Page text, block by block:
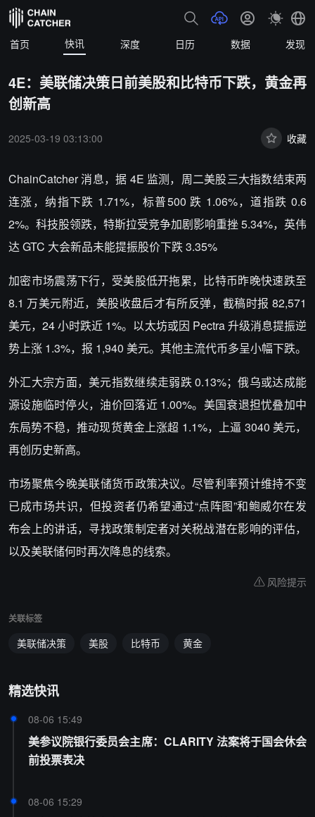
首页 快讯 深度 日历 数据 发现
4E：美联储决策日前美股和比特币下跌，黄金再
创新高
2025-03-19 03:13:00 收藏
ChainCatcher 消息，据 4E 监测，周二美股三大指数结束两
连涨，纳指下跌 1.71%，标普500 跌 1.06%，道指跌 0.6
2%。科技股领跌，特斯拉受竞争加剧影响重挫 5.34%，英伟
达 GTC 大会新品未能提振股价下跌 3.35%
加密市场震荡下行，受美股低开拖累，比特币昨晚快速跌至
8.1 万美元附近，美股收盘后才有所反弹，截稿时报 82,571
美元，24 小时跌近 1%。以太坊或因 Pectra 升级消息提振逆
势上涨 1.3%，报 1,940 美元。其他主流代币多呈小幅下跌。
外汇大宗方面，美元指数继续走弱跌 0.13%；俄乌或达成能
源设施临时停火，油价回落近 1.00%。美国衰退担忧叠加中
东局势不稳，推动现货黄金上涨超 1.1%，上逼 3040 美元，
再创历史新高。
市场聚焦今晚美联储货币政策决议。尽管利率预计维持不变
已成市场共识，但投资者仍希望通过“点阵图”和鲍威尔在发
布会上的讲话，寻找政策制定者对关税战潜在影响的评估，
以及美联储何时再次降息的线索。
风险提示
关联标签
美联储决策 美股 比特币 黄金
精选快讯
08-06 15:49
美参议院银行委员会主席：CLARITY 法案将于国会休会
前投票表决
08-06 15:29